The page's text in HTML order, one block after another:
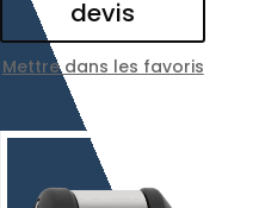
devis
Mettre dans les favoris